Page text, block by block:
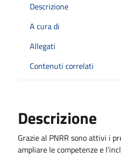
Descrizione
A cura di
Allegati
Contenuti correlati
Descrizione
Grazie al PNRR sono attivi i
ampliare le competenze e